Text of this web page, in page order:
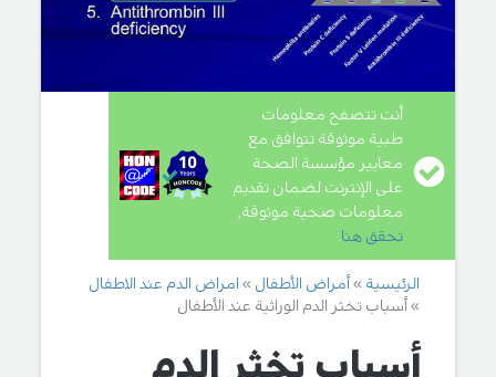
أنت تتصفح معلومات
طبية موثوقة تتوافق مع
معايير مؤسسة الصحة
على الإنترنت لضمان تقديم
معلومات صحية موثوقة,
تحقق هنا.
الرئيسية أمراض الأطفال
امراض الدم عند الاطفال
أسباب تخثر الدم الوراثية عند الأطفال
أسباب تخثر الدم